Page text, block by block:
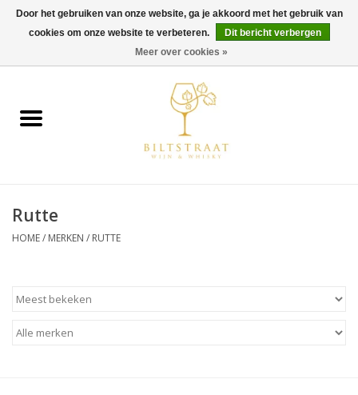
0 Artikelen - €0,00
Wijn
Gin & Tonic
Gedestilleerd
Rutte
HOME/ MERKEN / RUTTE
Door het gebruiken van onze website, ga je akkoord met het gebruik van
cookies om onze website te verbeteren.
Dit bericht verbergen
Meer over cookies »